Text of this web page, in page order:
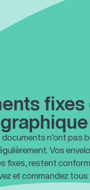
n’ont pas
Vos
fixes, restent
et commandez